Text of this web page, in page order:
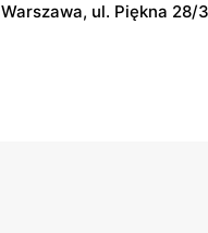
Warszawa, ul. Piękna 28/
Warszawa, ul. Antonia